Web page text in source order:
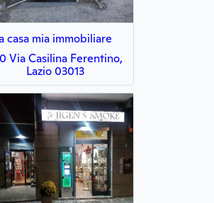
casa mia immobiliare
Via Casilina Ferentino,
Lazio 03013